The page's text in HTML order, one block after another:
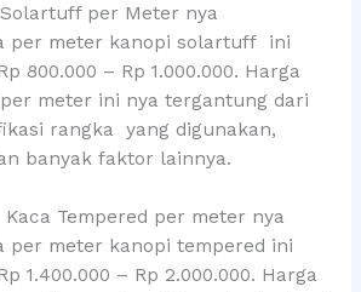
per Meter nya
per meter kanopi solartuff ini
800.000 – Rp 1.000.000. Harga
meter ini nya tergantung dari
rangka yang digunakan,
banyak faktor lainnya.
Tempered per meter nya
per meter kanopi tempered ini
1.400.000 – Rp 2.000.000. Harga